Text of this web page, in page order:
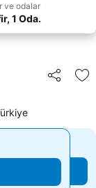
ve odalar
1 Oda.
Paylaş